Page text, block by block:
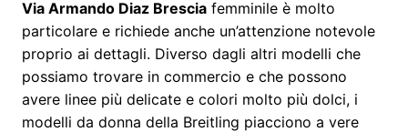
Via Armando Diaz Brescia femminile è molto
particolare e richiede anche un’attenzione notevole
proprio ai dettagli. Diverso dagli altri modelli che
possiamo trovare in commercio e che possono
avere linee più delicate e colori molto più dolci, i
modelli da donna della Breitling piacciono a vere